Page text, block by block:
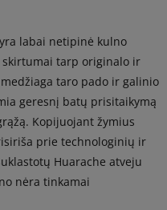
labai netipinė kulno
tarp originalo ir
taro pado ir galinio
geresnį batų prisitaikymą
Kopijuojant žymius
prie technologinių ir
Huarache atveju
nėra tinkamai